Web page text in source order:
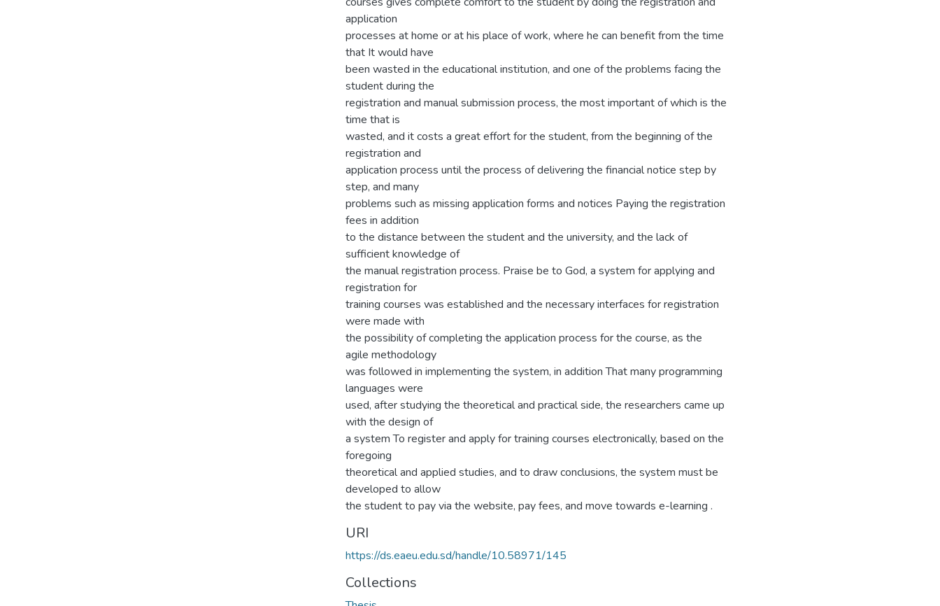
application
processes at home or at his place of work, where he can benefit from the time
that It would have
been wasted in the educational institution, and one of the problems facing the
student during the
registration and manual submission process, the most important of which is the
time that is
wasted, and it costs a great effort for the student, from the beginning of the
registration and
application process until the process of delivering the financial notice step by
step, and many
problems such as missing application forms and notices Paying the registration
fees in addition
to the distance between the student and the university, and the lack of
sufficient knowledge of
the manual registration process. Praise be to God, a system for applying and
registration for
training courses was established and the necessary interfaces for registration
were made with
the possibility of completing the application process for the course, as the
agile methodology
was followed in implementing the system, in addition That many programming
languages were
used, after studying the theoretical and practical side, the researchers came up
with the design of
a system To register and apply for training courses electronically, based on the
foregoing
theoretical and applied studies, and to draw conclusions, the system must be
developed to allow
the student to pay via the website, pay fees, and move towards e-learning .
URI
https://ds.eaeu.edu.sd/handle/10.58971/145
Collections